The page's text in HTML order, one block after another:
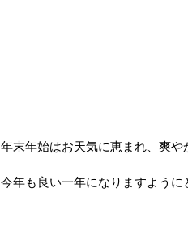
年末年始はお天気に恵まれ、爽や
今年も良い一年になりますよう